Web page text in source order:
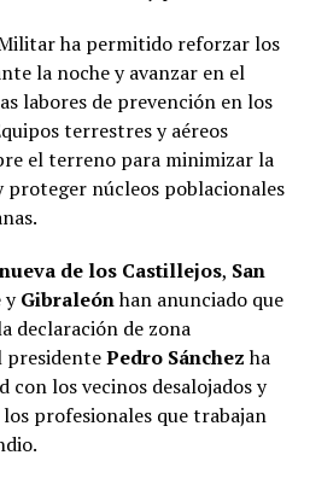
ha permitido reforzar los
la noche y avanzar en el
labores de prevención en los
terrestres y aéreos
el terreno para minimizar la
proteger núcleos poblacionales
de los Castillejos, San
yGibraleónhan anunciado que
declaración de zona
presidentePedro Sánchezha
con los vecinos desalojados y
profesionales que trabajan